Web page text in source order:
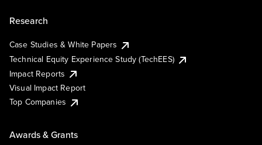
Research
Case Studies & White Papers
Technical Equity Experience Study (TechEES)
Impact Reports
Visual Impact Report
Top Companies
Awards & Grants